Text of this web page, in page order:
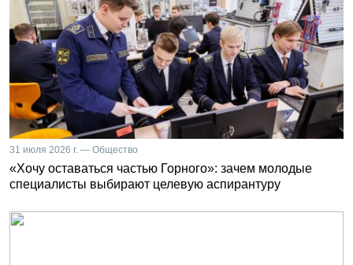
31 июля 2026 г. — Общество
«Хочу оставаться частью Горного»: зачем молодые
специалисты выбирают целевую аспирантуру